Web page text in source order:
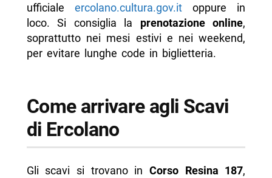
ufficiale ercolano.cultura.gov.itoppure in
loco. Si consiglia la prenotazione online,
soprattutto nei mesi estivi e nei weekend,
per evitare lunghe code in biglietteria.
Come arrivare agli Scavi
di Ercolano
Gli scavi si trovano in Corso Resina 187,